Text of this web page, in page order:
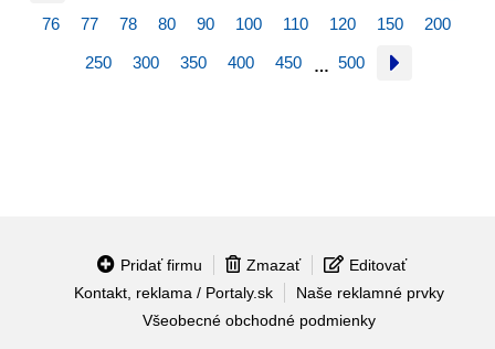
76 77 78 80 90 100 110 120 150 200
250 300 350 400 450 … 500
Pridať firmu Zmazať
Editovať
Kontakt, reklama / Portaly.sk
Naše reklamné prvky
Všeobecné obchodné podmienky